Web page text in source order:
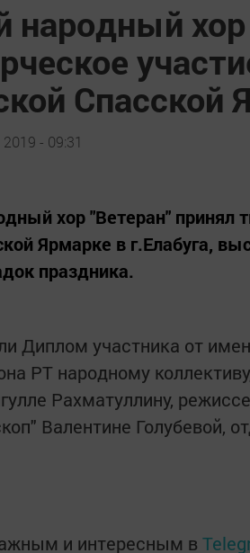
народный
Спасской
- 09:31
хор "Ветеран" принял
Ярмарке в г.Елабуга,
праздника.
Диплом участника от
РТ народному
Рахматуллину,
Валентине Голубевой,
и интересным в